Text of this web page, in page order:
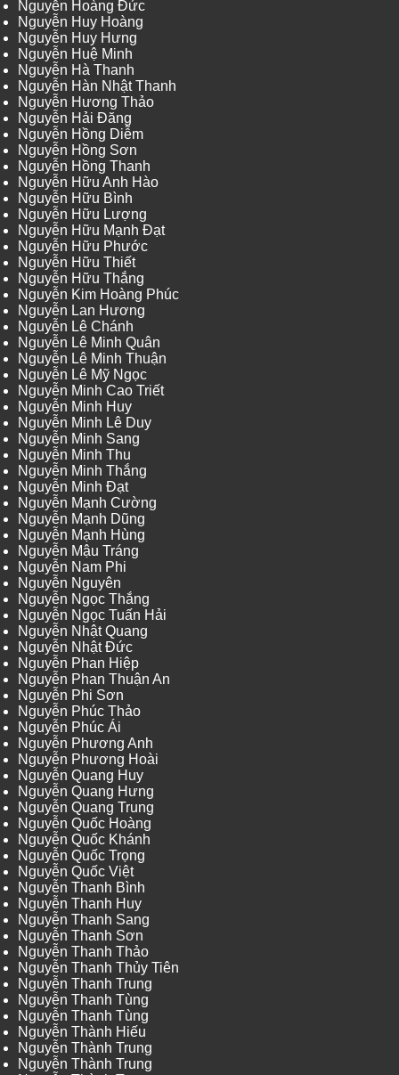
Nguyễn Hoàng Đức
Nguyễn Huy Hoàng
Nguyễn Huy Hưng
Nguyễn Huệ Minh
Nguyễn Hà Thanh
Nguyễn Hàn Nhật Thanh
Nguyễn Hương Thảo
Nguyễn Hải Đăng
Nguyễn Hồng Diễm
Nguyễn Hồng Sơn
Nguyễn Hồng Thanh
Nguyễn Hữu Anh Hào
Nguyễn Hữu Bình
Nguyễn Hữu Lượng
Nguyễn Hữu Mạnh Đạt
Nguyễn Hữu Phước
Nguyễn Hữu Thiết
Nguyễn Hữu Thắng
Nguyễn Kim Hoàng Phúc
Nguyễn Lan Hương
Nguyễn Lê Chánh
Nguyễn Lê Minh Quân
Nguyễn Lê Minh Thuận
Nguyễn Lê Mỹ Ngọc
Nguyễn Minh Cao Triết
Nguyễn Minh Huy
Nguyễn Minh Lê Duy
Nguyễn Minh Sang
Nguyễn Minh Thu
Nguyễn Minh Thắng
Nguyễn Minh Đạt
Nguyễn Mạnh Cường
Nguyễn Mạnh Dũng
Nguyễn Mạnh Hùng
Nguyễn Mậu Tráng
Nguyễn Nam Phi
Nguyễn Nguyên
Nguyễn Ngọc Thắng
Nguyễn Ngọc Tuấn Hải
Nguyễn Nhật Quang
Nguyễn Nhật Đức
Nguyễn Phan Hiệp
Nguyễn Phan Thuận An
Nguyễn Phi Sơn
Nguyễn Phúc Thảo
Nguyễn Phúc Ái
Nguyễn Phương Anh
Nguyễn Phương Hoài
Nguyễn Quang Huy
Nguyễn Quang Hưng
Nguyễn Quang Trung
Nguyễn Quốc Hoàng
Nguyễn Quốc Khánh
Nguyễn Quốc Trọng
Nguyễn Quốc Việt
Nguyễn Thanh Bình
Nguyễn Thanh Huy
Nguyễn Thanh Sang
Nguyễn Thanh Sơn
Nguyễn Thanh Thảo
Nguyễn Thanh Thủy Tiên
Nguyễn Thanh Trung
Nguyễn Thanh Tùng
Nguyễn Thanh Tùng
Nguyễn Thành Hiếu
Nguyễn Thành Trung
Nguyễn Thành Trung